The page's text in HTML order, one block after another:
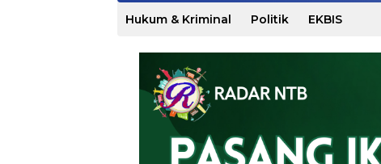
Hukum & Kriminal Politik EKBIS